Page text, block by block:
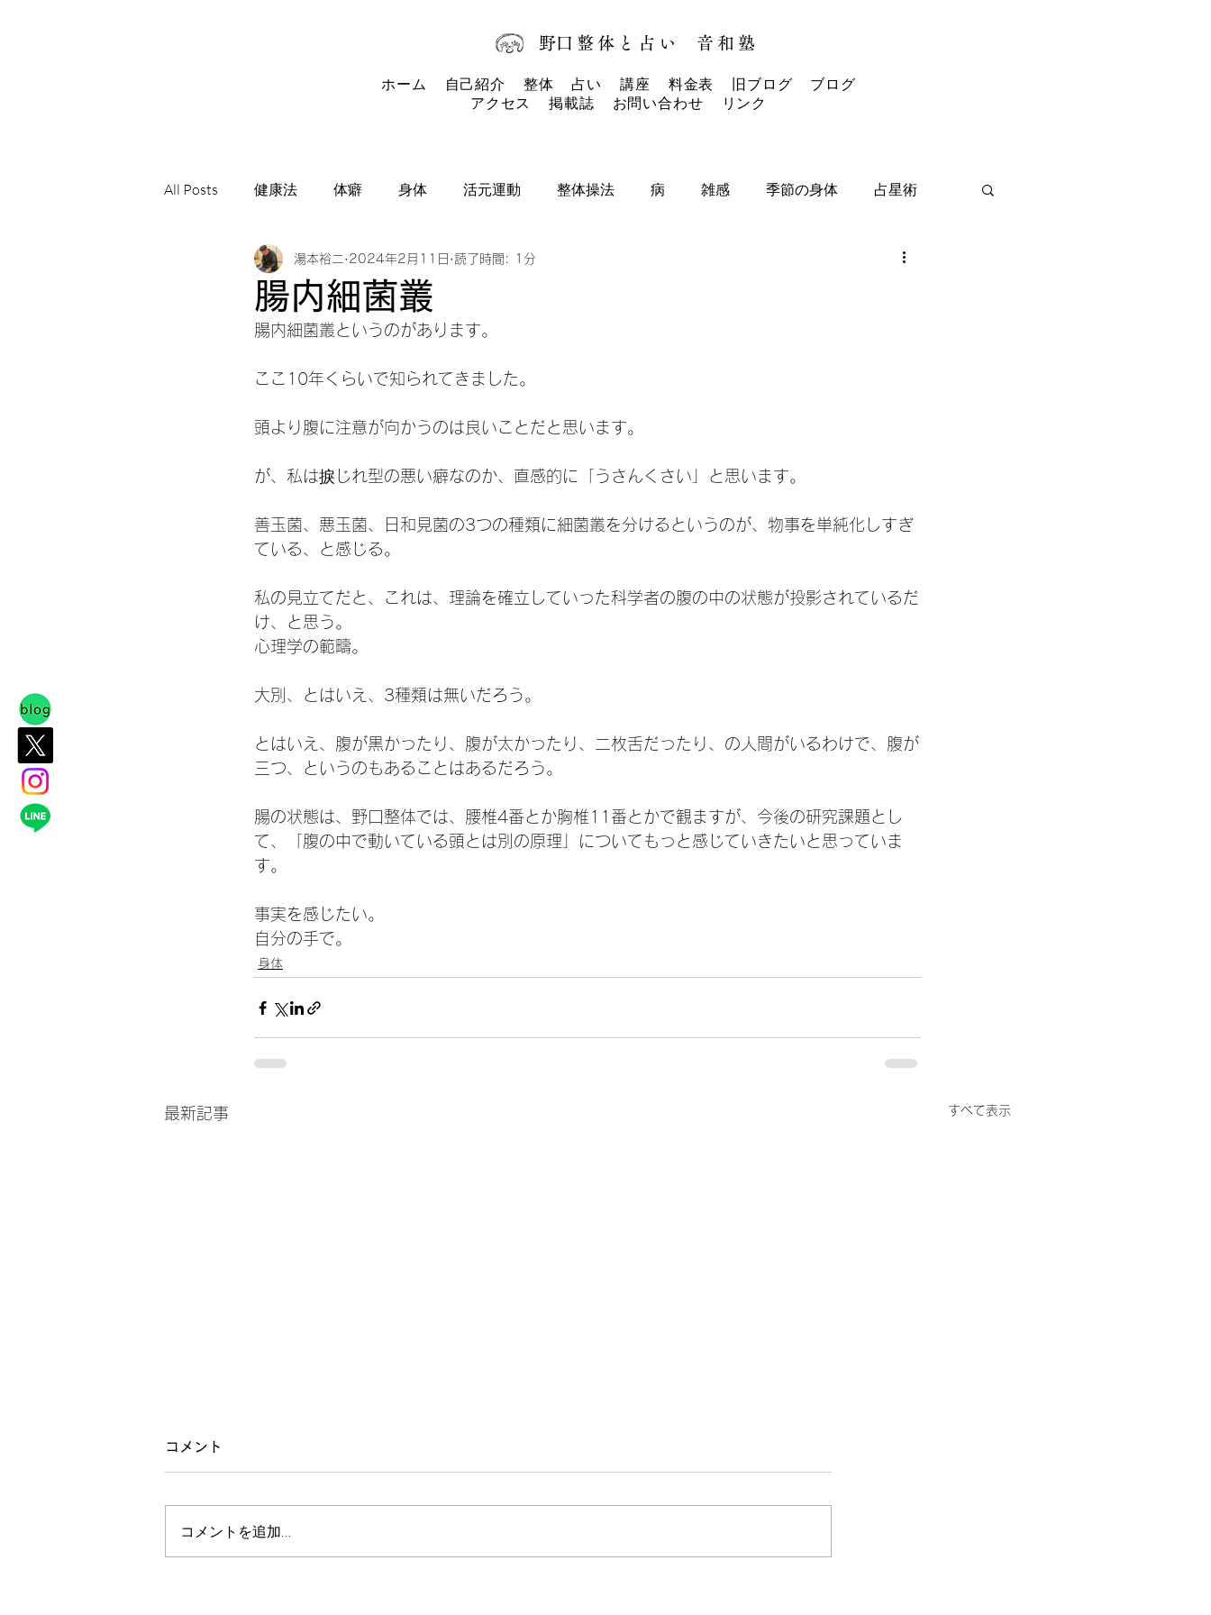
​野口整体と占い 音和塾​
ホーム 自己紹介 整体 占い 講座 料金表 旧ブログ
ブログ
アクセス
掲載誌 お問い合わせ リンク
All Posts 健康法 体癖 身体 活元運動 整体操法 病 雑感 季節の身体 占星術
サビアンシンボル 音楽 タロットカード
腸内細菌叢
湯本裕二 2024年2月11日 読了時間: 1分
腸内細菌叢というのがあります。
ここ10年くらいで知られてきました。
頭より腹に注意が向かうのは良いことだと思います。
が、私は捩じれ型の悪い癖なのか、直感的に「うさんくさい」と思います。
善玉菌、悪玉菌、日和見菌の3つの種類に細菌叢を分けるというのが、物事を単純化しすぎ
ている、と感じる。
私の見立てだと、これは、理論を確立していった科学者の腹の中の状態が投影されているだ
け、と思う。
心理学の範疇。
大別、とはいえ、3種類は無いだろう。
とはいえ、腹が黒かったり、腹が太かったり、二枚舌だったり、の人間がいるわけで、腹が
三つ、というのもあることはあるだろう。
腸の状態は、野口整体では、腰椎4番とか胸椎11番とかで観ますが、今後の研究課題とし
て、「腹の中で動いている頭とは別の原理」についてもっと感じていきたいと思っていま
す。
事実を感じたい。
自分の手で。
身体
最新記事 すべて表示
整体教室「耳」
私の耳の調子が悪いからこのテー
マを選定。 原因は飲酒。 耳、腎
くらい？」と夜の散歩中に聞か
数息観の稽古をしました。 数息
コメント
コメントを追加…